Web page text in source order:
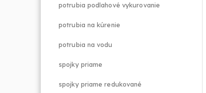
potrubia podlahové vykurovanie
potrubia na kúrenie
potrubia na vodu
spojky priame
spojky priame redukované